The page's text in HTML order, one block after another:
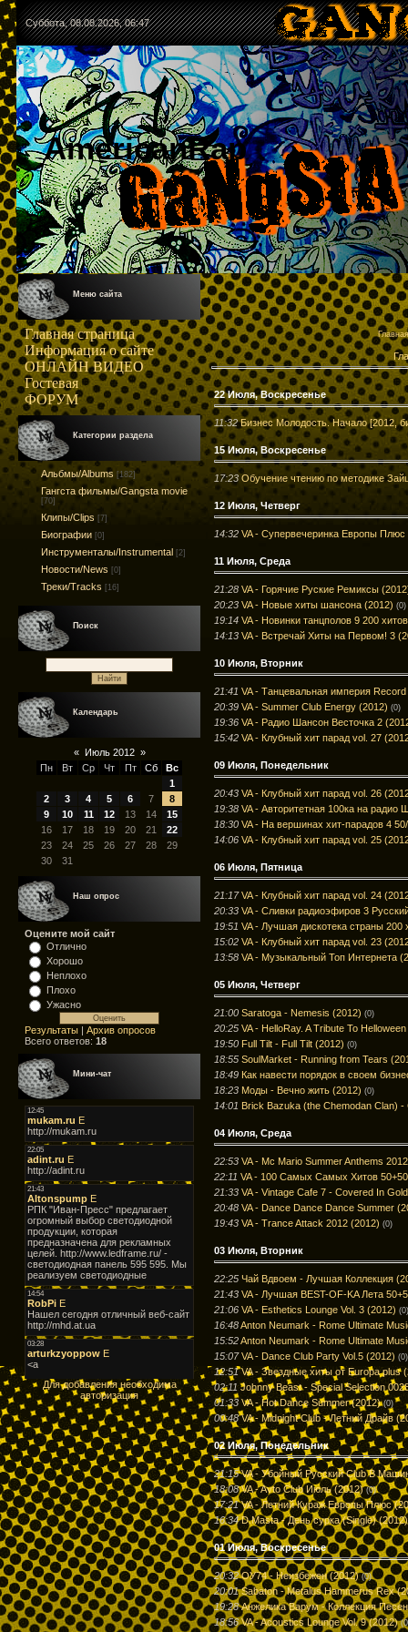
Суббота, 08.08.2026, 06:47
AmericanRap
Меню сайта
Главная страница
Информация о сайте
ОНЛАЙН ВИДЕО
Гостевая
ФОРУМ
Категории раздела
Альбмы/Albums [182]
Гангста фильмы/Gangsta movie
[70]
Клипы/Clips [7]
Биографии [0]
Инструменталы/Instrumental [2]
Новости/News [0]
Треки/Tracks [16]
Поиск
Календарь
« Июль 2012 »
Пн
Вт Ср Чт Пт Сб
Вс
1
2
3 4 5 6 7
8
9
10 11 12 13 14
15
16
17 18 19 20 21
22
23
24 25 26 27 28
29
30
31
Наш опрос
Оцените мой сайт
Отлично
Хорошо
Неплохо
Плохо
Ужасно
Результаты | Архив опросов
Всего ответов: 18
Мини-чат
Для добавления необходима
авторизация
Главная
22 Июля, Воскресенье
11:32 Бизнес Молодость. Начало [2012,
15 Июля, Воскресенье
17:23 Обучение чтению по методике
12 Июля, Четверг
14:32 VA - Супервечеринка Европы Плюс
11 Июля, Среда
21:28 VA - Горячие Руские Ремиксы
20:23 VA - Новые хиты шансона (2012) (0)
19:14 VA - Новинки танцполов 9 200
14:13 VA - Встречай Хиты на Первом! 3
10 Июля, Вторник
21:41 VA - Танцевальная империя
20:39 VA - Summer Club Energy (2012) (0)
19:36 VA - Радио Шансон Весточка 2
15:42 VA - Клубный хит парад vol. 27
09 Июля, Понедельник
20:43 VA - Клубный хит парад vol. 26
19:38 VA - Авторитетная 100ка на радио
18:30 VA - На вершинах хит-парадов 4
14:06 VA - Клубный хит парад vol. 25
06 Июля, Пятница
21:17 VA - Клубный хит парад vol. 24
20:33 VA - Сливки радиоэфиров 3
19:51 VA - Лучшая дискотека страны 200
15:02 VA - Клубный хит парад vol. 23
13:58 VA - Музыкальный Топ Интернета
05 Июля, Четверг
21:00 Saratoga - Nemesis (2012) (0)
20:25 VA - HelloRay. A Tribute To
19:50 Full Tilt - Full Tilt (2012) (0)
18:55 SoulMarket - Running from Tears
18:49 Как навести порядок в своем
18:23 Моды - Вечно жить (2012) (0)
14:01 Brick Bazuka (the Chemodan Clan)
04 Июля, Среда
22:53 VA - Mc Mario Summer Anthems
22:11 VA - 100 Самых Самых Хитов
21:33 VA - Vintage Cafe 7 - Covered In
20:48 VA - Dance Dance Dance Summer
19:43 VA - Trance Attack 2012 (2012) (0)
03 Июля, Вторник
22:25 Чай Вдвоем - Лучшая Коллекция
21:43 VA - Лучшая BEST-OF-KA Лета
21:06 VA - Esthetics Lounge Vol. 3 (2012) (0)
16:48Anton Neumark - Rome Ultimate
15:52Anton Neumark - Rome Ultimate
15:07 VA - Dance Club Party Vol.5 (2012) (0)
12:51 VA - Звездные хиты от Europa plus
02:11 Johnny Beast - Special Selection
01:33 VA - Hot Dance Summer (2012) (0)
00:48 VA - Midnight Club - Летний Драйв
02 Июля, Понедельник
21:15 VA - Убойный Русский Club В
18:08 VA - Avto Club Июль (2012) (0)
17:21 VA - Летний Кураж Европы Плюс
16:34 D.Masta - День сурка (Single) (2012)
01 Июля, Воскресенье
20:32 ОУ74 - Неизбежен (2012) (0)
20:01 Sabaton - Metalus Hammerus Rex
19:28 Анжелика Варум - Коллекция
18:56 VA - Acoustics Lounge Vol. 9 (2012)